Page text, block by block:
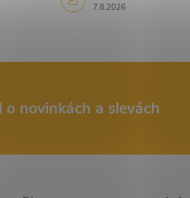
7.8.2026
o novinkách a slevách